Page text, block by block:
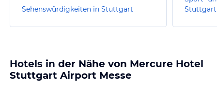
Sehenswürdigkeiten in Stuttgart
Stuttgart
Hotels in der Nähe von Mercure Hotel
Stuttgart Airport Messe